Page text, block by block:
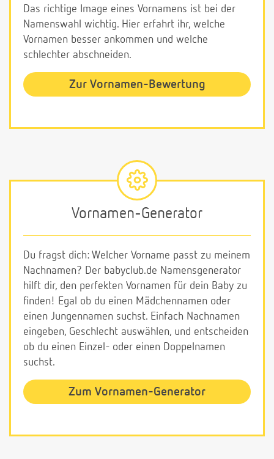
Das richtige Image eines Vornamens ist bei der
Namenswahl wichtig. Hier erfahrt ihr, welche
Vornamen besser ankommen und welche
schlechter abschneiden.
Zur Vornamen-Bewertung
Vornamen-Generator
Du fragst dich: Welcher Vorname passt zu meinem
Nachnamen? Der babyclub.de Namensgenerator
hilft dir, den perfekten Vornamen für dein Baby zu
finden! Egal ob du einen Mädchennamen oder
einen Jungennamen suchst. Einfach Nachnamen
eingeben, Geschlecht auswählen, und entscheiden
ob du einen Einzel- oder einen Doppelnamen
suchst.
Zum Vornamen-Generator